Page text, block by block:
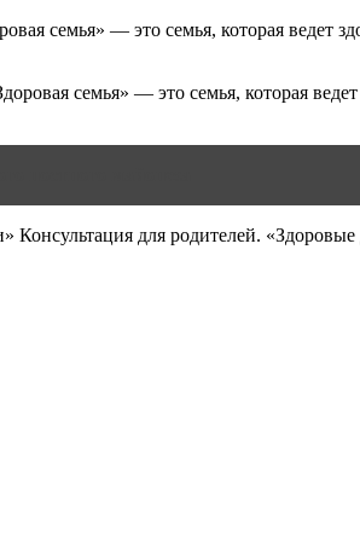
семья» — это семья, которая ведет
семья» — это семья, которая
для родителей.